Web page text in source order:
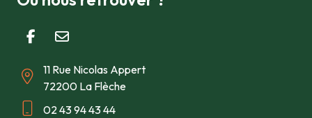
11 Rue Nicolas Appert
72200 La Flèche
02 43 94 43 44